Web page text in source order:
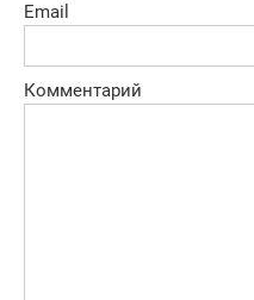
Email
Комментарий